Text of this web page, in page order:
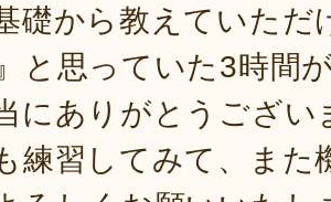
礎から教えていただ
と思っていた3時間
にありがとうござい
練習してみて、また